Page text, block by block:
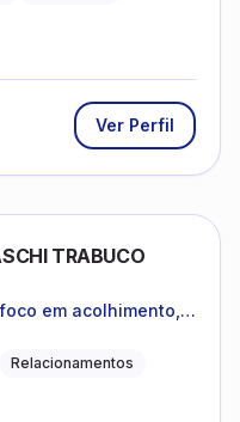
Ver Perfil
TRABUCO
em acolhimento,
Relacionamentos